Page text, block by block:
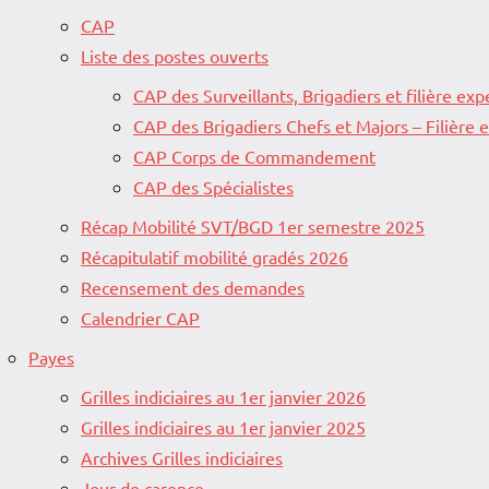
CAP
Liste des postes ouverts
CAP des Surveillants, Brigadiers et filière
CAP des Brigadiers Chefs et Majors – Filière
CAP Corps de Commandement
CAP des Spécialistes
Récap Mobilité SVT/BGD 1er semestre 2025
Récapitulatif mobilité gradés 2026
Recensement des demandes
Calendrier CAP
Payes
Grilles indiciaires au 1er janvier 2026
Grilles indiciaires au 1er janvier 2025
Archives Grilles indiciaires